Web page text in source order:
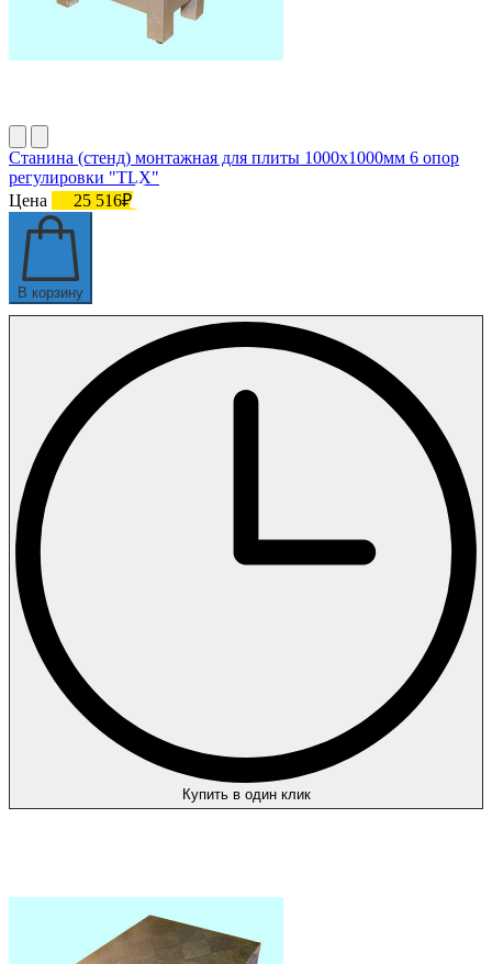
Станина (стенд) монтажная для плиты 1000х1000мм 6 опор
регулировки "TLX"
Цена
25 516₽
В корзину
Купить в один клик